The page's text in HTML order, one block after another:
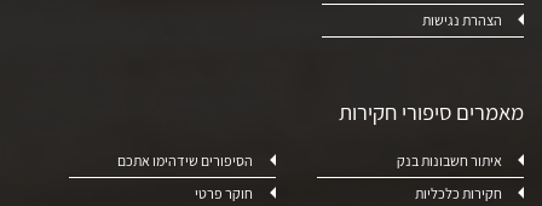
הצהרת נגישות
מאמרים סיפורי חקירות
איתור חשבונות בנק
חקירות כלכליות
הסיפורים שידהימו אתכם
חוקר פרטי